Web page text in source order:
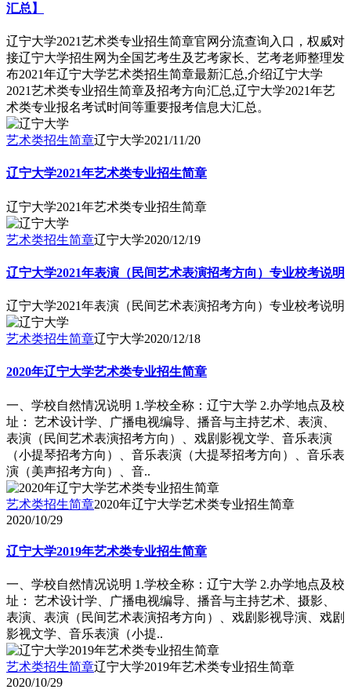
汇总】
辽宁大学2021艺术类专业招生简章官网分流查询入口，权威对
接辽宁大学招生网为全国艺考生及艺考家长、艺考老师整理发
布2021年辽宁大学艺术类招生简章最新汇总,介绍辽宁大学
2021艺术类专业招生简章及招考方向汇总,辽宁大学2021年艺
术类专业报名考试时间等重要报考信息大汇总。
艺术类招生简章辽宁大学2021/11/20
辽宁大学2021年艺术类专业招生简章
辽宁大学2021年艺术类专业招生简章
艺术类招生简章辽宁大学2020/12/19
辽宁大学2021年表演（民间艺术表演招考方向）专业校考说明
辽宁大学2021年表演（民间艺术表演招考方向）专业校考说明
艺术类招生简章辽宁大学2020/12/18
2020年辽宁大学艺术类专业招生简章
一、学校自然情况说明 1.学校全称：辽宁大学 2.办学地点及校
址： 艺术设计学、广播电视编导、播音与主持艺术、表演、
表演（民间艺术表演招考方向）、戏剧影视文学、音乐表演
（小提琴招考方向）、音乐表演（大提琴招考方向）、音乐表
演（美声招考方向）、音..
艺术类招生简章2020年辽宁大学艺术类专业招生简章
2020/10/29
辽宁大学2019年艺术类专业招生简章
一、学校自然情况说明 1.学校全称：辽宁大学 2.办学地点及校
址： 艺术设计学、广播电视编导、播音与主持艺术、摄影、
表演、表演（民间艺术表演招考方向）、戏剧影视导演、戏剧
影视文学、音乐表演（小提..
艺术类招生简章辽宁大学2019年艺术类专业招生简章
2020/10/29